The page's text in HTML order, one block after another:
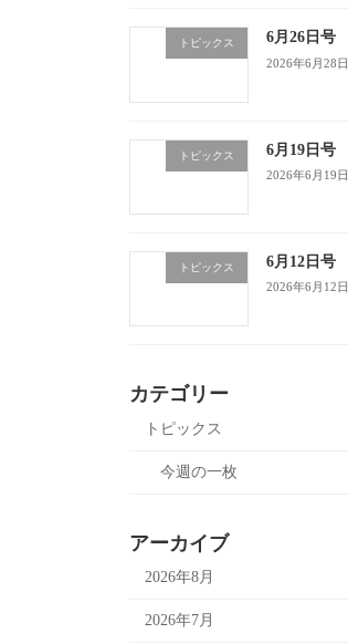
トピックス 6月26日号
2026年6月28日
トピックス 6月19日号
2026年6月19日
トピックス 6月12日号
2026年6月12日
カテゴリー
トピックス
今週の一枚
アーカイブ
2026年8月
2026年7月